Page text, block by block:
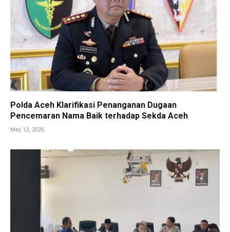
Polda Aceh Klarifikasi Penanganan Dugaan
Pencemaran Nama Baik terhadap Sekda Aceh
May 12, 2026